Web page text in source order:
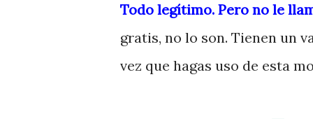
Todo legítimo. Pero no le
gratis, no lo son. Tienen un
vez que hagas uso de esta